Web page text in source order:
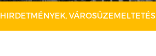
HIRDETMÉNYEK, VÁROSÜZEMELTETÉS